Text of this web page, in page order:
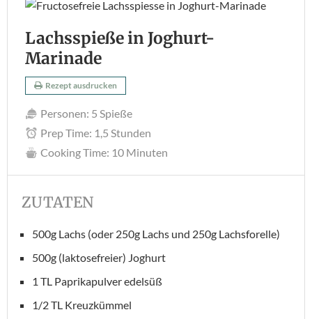
Lachsspieße in Joghurt-
Marinade
Rezept ausdrucken
Personen: 5 Spieße
Prep Time: 1,5 Stunden
Cooking Time: 10 Minuten
ZUTATEN
500g Lachs (oder 250g Lachs und 250g Lachsforelle)
500g (laktosefreier) Joghurt
1 TL Paprikapulver edelsüß
1/2 TL Kreuzkümmel